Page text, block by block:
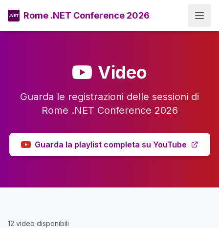
Rome .NET Conference 2026
Video
Guarda le registrazioni delle sessioni di
Rome .NET Conference 2026
Guarda la playlist completa su YouTube
12 video disponibili